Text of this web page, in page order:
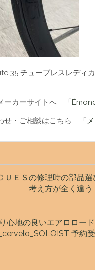
35 チューブレスレディ
ーカーサイトへ 「
せ・ご相談はこちら 「
ＵＥＳの修理時の部品
考え方が全く違う
心地の良いエアロロー
_cervelo_SOLOIST 予約